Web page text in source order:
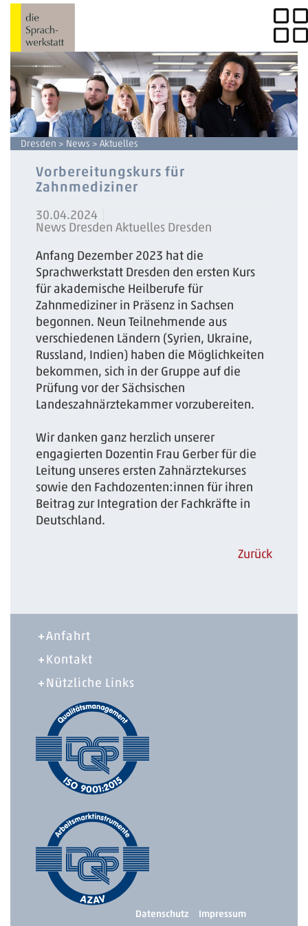
Dresden > News > Aktuelles
Vorbereitungskurs für
Zahnmediziner
30.04.2024
News Dresden Aktuelles Dresden
Anfang Dezember 2023 hat die
Sprachwerkstatt Dresden den ersten Kurs
für akademische Heilberufe für
Zahnmediziner in Präsenz in Sachsen
begonnen. Neun Teilnehmende aus
verschiedenen Ländern (Syrien, Ukraine,
Russland, Indien) haben die Möglichkeiten
bekommen, sich in der Gruppe auf die
Prüfung vor der Sächsischen
Landeszahnärztekammer vorzubereiten.
Wir danken ganz herzlich unserer
engagierten Dozentin Frau Gerber für die
Leitung unseres ersten Zahnärztekurses
sowie den Fachdozenten:innen für ihren
Beitrag zur Integration der Fachkräfte in
Deutschland.
Zurück
Anfahrt
Kontakt
Nützliche Links
Impressum
Datenschutz